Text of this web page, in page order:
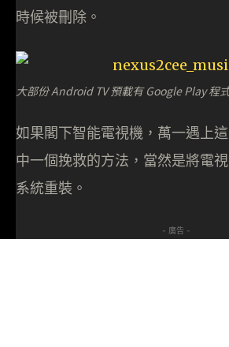
時候被刪除。
大部份 Android TV 預載有 Google Play 程
如果閣下智能電視機，萬一遇上
中一個挽救的方法，當然是將電
系統重裝。
- 廣告 -